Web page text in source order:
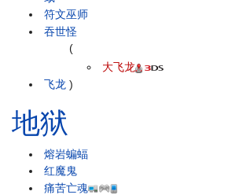
符文巫师
吞世怪
飞龙
(
大飞龙
)
地狱
熔岩蝙蝠
红魔鬼
痛苦亡魂